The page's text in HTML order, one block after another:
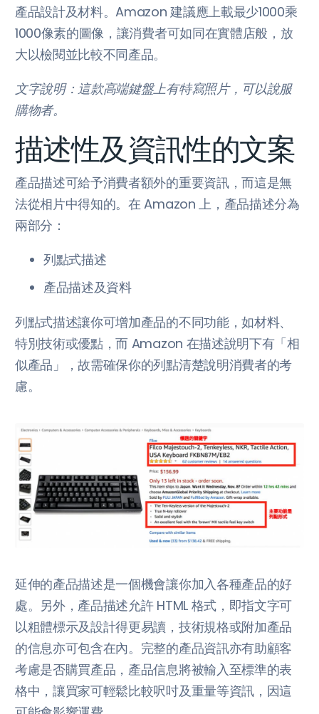
產品設計及材料。Amazon 建議應上載最少1000乘
1000像素的圖像，讓消費者可如同在實體店般，放
大以檢閱並比較不同產品。
文字說明：這款高端鍵盤上有特寫照片，可以說服
購物者。
描述性及資訊性的文案
產品描述可給予消費者額外的重要資訊，而這是無
法從相片中得知的。在 Amazon 上，產品描述分為
兩部分：
列點式描述
產品描述及資料
列點式描述讓你可增加產品的不同功能，如材料、
特別技術或優點，而 Amazon 在描述說明下有「相
似產品」，故需確保你的列點清楚說明消費者的考
慮。
延伸的產品描述是一個機會讓你加入各種產品的好
處。另外，產品描述允許 HTML 格式，即指文字可
以粗體標示及設計得更易讀，技術規格或附加產品
的信息亦可包含在內。完整的產品資訊亦有助顧客
考慮是否購買產品，產品信息將被輸入至標準的表
格中，讓買家可輕鬆比較呎吋及重量等資訊，因這